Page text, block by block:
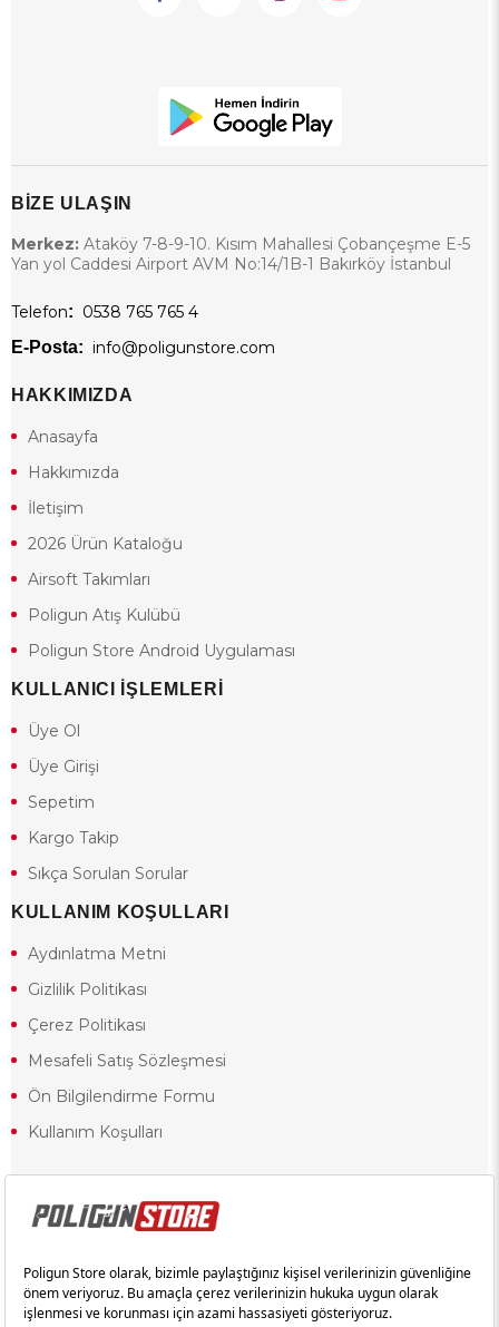
BİZE ULAŞIN
Merkez: Ataköy 7-8-9-10. Kısım Mahallesi Çobançeşme E-5
Yan yol Caddesi Airport AVM No:14/1B-1 Bakırköy İstanbul
Telefon: 0538 765 765 4
E-Posta: info@poligunstore.com
HAKKIMIZDA
Anasayfa
Hakkımızda
İletişim
2026 Ürün Kataloğu
Airsoft Takımları
Poligun Atış Kulübü
Poligun Store Android Uygulaması
KULLANICI İŞLEMLERİ
Üye Ol
Üye Girişi
Sepetim
Kargo Takip
Sıkça Sorulan Sorular
KULLANIM KOŞULLARI
Aydınlatma Metni
Gizlilik Politikası
Çerez Politikası
Mesafeli Satış Sözleşmesi
Ön Bilgilendirme Formu
Kullanım Koşulları
18 yaşından küçük olduğunuz halde siteye girerseniz ve mesafeli satış
kısıtlamalardan dolayı oluşabilecek herhangi bir durumda doğacak yasal
sorumluluk ve yükümlülükler tamamen tarafınıza ait olacak ve cezai
Yasa gereği 18 yaşından küçük olanların sitemizi görüntülemesi ve
alışveriş yapmaları yasaktır. Konuyla ilgili olarak site kullanım
sözleşmemimizi okuyabilirsiniz.